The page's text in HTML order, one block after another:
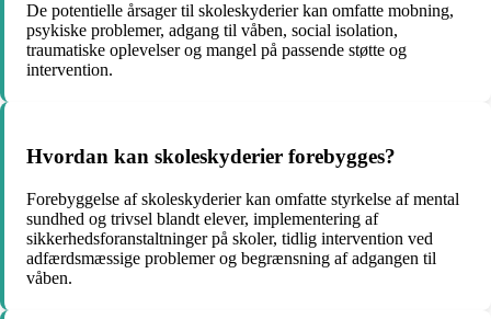
De potentielle årsager til skoleskyderier kan omfatte mobning,
psykiske problemer, adgang til våben, social isolation,
traumatiske oplevelser og mangel på passende støtte og
intervention.
Hvordan kan skoleskyderier forebygges?
Forebyggelse af skoleskyderier kan omfatte styrkelse af mental
sundhed og trivsel blandt elever, implementering af
sikkerhedsforanstaltninger på skoler, tidlig intervention ved
adfærdsmæssige problemer og begrænsning af adgangen til
våben.